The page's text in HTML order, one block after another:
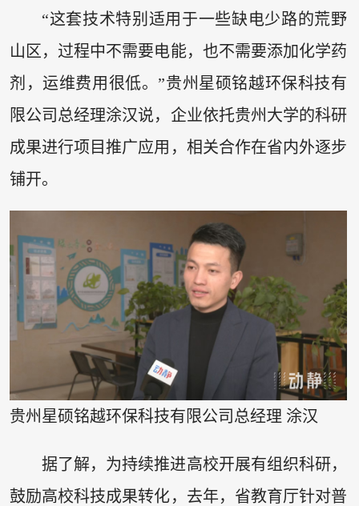
“这套技术特别适用于一些缺电少路的荒野
山区，过程中不需要电能，也不需要添加化学药
剂，运维费用很低。”贵州星硕铭越环保科技有
限公司总经理涂汉说，企业依托贵州大学的科研
成果进行项目推广应用，相关合作在省内外逐步
铺开。
贵州星硕铭越环保科技有限公司总经理 涂汉
据了解，为持续推进高校开展有组织科研，
鼓励高校科技成果转化，去年，省教育厅针对普